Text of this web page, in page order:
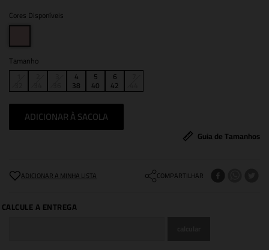
Cores Disponíveis
Tamanho
4
38
5
40
6
42
ADICIONAR À SACOLA
Guia de Tamanhos
COMPARTILHAR